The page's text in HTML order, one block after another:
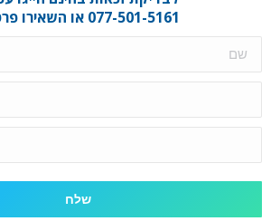
077-501-5161 או השאירו פרטים